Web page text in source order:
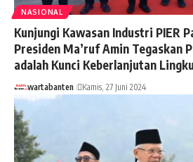
NASIONAL
Kunjungi Kawasan Industri PIER
Presiden Ma’ruf Amin Tegaskan
adalah Kunci Keberlanjutan
wartabanten Kamis, 27 Juni 2024